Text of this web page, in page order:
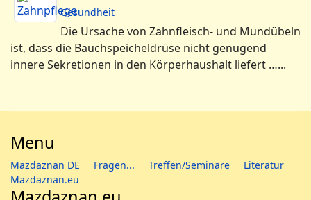
Gesundheit
Die Ursache von Zahnfleisch- und Mundübeln
ist, dass die Bauchspeicheldrüse nicht genügend
innere Sekretionen in den Körperhaushalt liefert …...
Menu
Mazdaznan DE Fragen... Treffen/Seminare
Literatur
Mazdaznan.eu